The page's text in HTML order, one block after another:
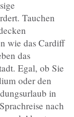
Tauchen
wie das Cardiff
das
Egal, ob Sie
oder den
in
nach